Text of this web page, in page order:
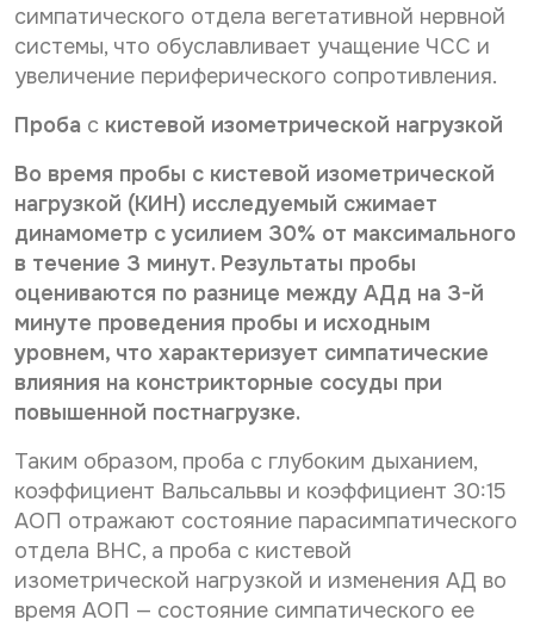
симпатического отдела вегетативной нервной
системы, что обус­лавливает учащение ЧСС и
увеличение периферического сопротивления.
Проба с кистевой изометрической нагрузкой
Во время пробы с кистевой изо­метрической
нагрузкой (КИН) исследу­емый сжимает
динамометр с усилием 30% от максимального
в течение 3 ми­нут. Результаты пробы
оцениваются по разнице между АДд на 3-й
минуте про­ведения пробы и исходным
уровнем, что характеризует симпатические
вли­яния на констрикторные сосуды при
повышенной постнагрузке.
Таким образом, проба с глубоким дыханием,
коэффициент Вальсальвы и коэффициент 30:15
АОП отражают состояние парасимпатического
отдела ВНС, а проба с кистевой
изометрической нагрузкой и изменения АД во
время АОП — состояние симпатического ее